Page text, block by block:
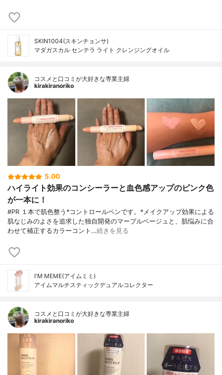
SKIN1004(スキンチョンサ)
マダガスカル センテラ ライト クレンジングオイル
コスメと口コミが大好きな専業主婦
kirakiranoriko
5.00
ハイライト効果のコンシーラーと血色感アップのピンク色
が一本に！
#PR １本で肌色整う*コントロールペンです。*メイクアップ効果による
肌なじみのよさを追求した独自開発のマーブルベージュと、肌悩みに合
わせて補正するカラーコント…続きを見る
I'M MEME(アイムミミ)
アイムマルチスティックデュアルコレクター
コスメと口コミが大好きな専業主婦
kirakiranoriko